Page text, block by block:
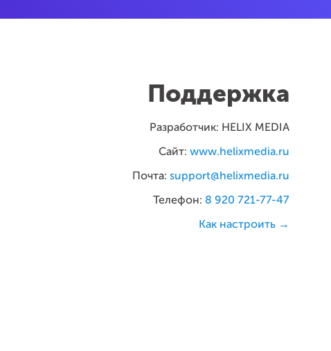
Поддержка
Разработчик: HELIX MEDIA
Сайт: www.helixmedia.ru
Почта: support@helixmedia.ru
Телефон: 8 920 721-77-47
Как настроить →